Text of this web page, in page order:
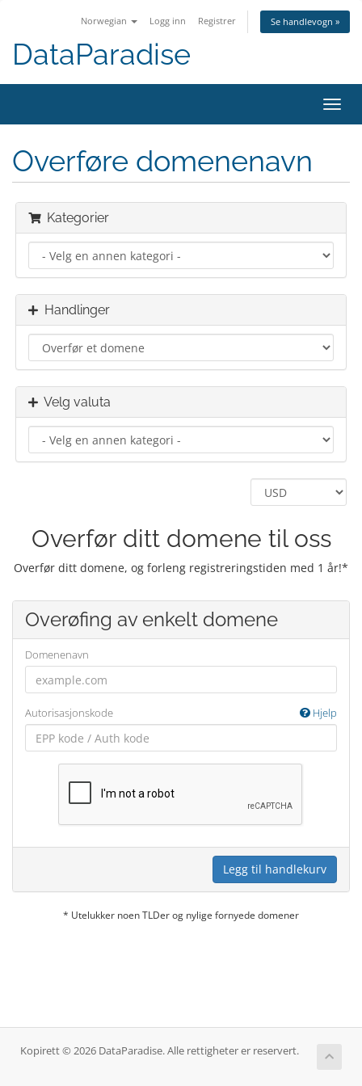
Norwegian Logg inn Registrer Se handlevogn »
DataParadise
Bytt
Overføre domenenavn
Kategorier
Handlinger
Velg valuta
Overfør ditt domene til oss
Overfør ditt domene, og forleng registreringstiden med 1 år!*
Overøfing av enkelt domene
Domenenavn
Autorisasjonskode Hjelp
Legg til handlekurv
* Utelukker noen TLDer og nylige fornyede domener
Kopirett © 2026 DataParadise. Alle rettigheter er reservert.